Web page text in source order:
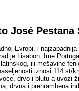
José
Evropi, i
je Lisabon. Ime
ili mešavine
iznosi 114
drvo i plutu a uvozi
drvna i prehrambena